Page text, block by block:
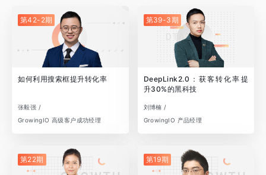
第42-2期
如何利用搜索框提升转化率
张毅强 /
GrowingIO 高级客户成功经理
第39-3期
DeepLink2.0：获客转化率提
升30%的黑科技
刘博楠 /
GrowingIO 产品经理
第22期 第19期